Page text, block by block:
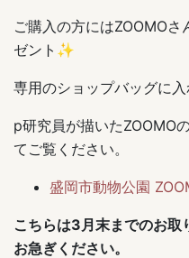
ご購入の方にはZOOMO
ゼント✨
専用のショップバッグに
p研究員が描いたZOOMO
てご覧ください。
盛岡市動物公園
こちらは3月末までのお取
お急ぎください。